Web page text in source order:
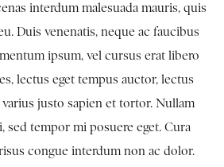
interdum malesuada mauris, quis
Duis venenatis, neque ac faucibus
ipsum, vel cursus erat libero
lectus eget tempus auctor, lectus
justo sapien et tortor. Nullam
sed tempor mi posuere eget. Cura
congue interdum non ac dolor.